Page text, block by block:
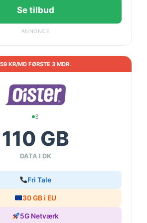
Se tilbud
ANNONCE
59 KR/MD FØRSTE 3 MDR.
3
110 GB
DATA I DK
Fri Tale
30 GB i EU
5G Netværk